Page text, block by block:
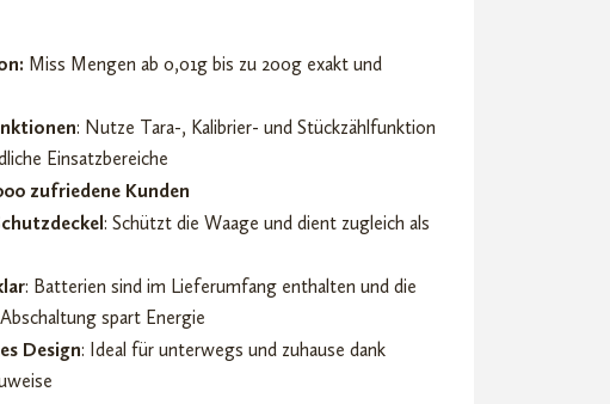
Miss Mengen ab 0,01g bis zu 200g exakt und
: Nutze Tara-, Kalibrier- und Stückzählfunktion
Einsatzbereiche
zufriedene Kunden
: Schützt die Waage und dient zugleich als
: Batterien sind im Lieferumfang enthalten und die
spart Energie
Design: Ideal für unterwegs und zuhause dank